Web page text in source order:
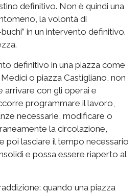
definitivo. Non è quindi una
la volontà di
in un intervento definitivo.
definitivo in una piazza come
o piazza Castigliano, non
arrivare con gli operai e
programmare il lavoro,
necessarie, modificare o
la circolazione,
poi lasciare il tempo necessario
e possa essere riaperto al
quando una piazza